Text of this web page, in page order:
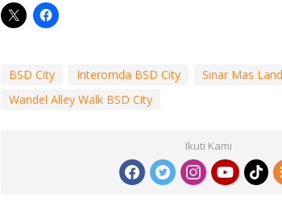
BSD City Interomda BSD City
Sinar Mas Land
Wandel Alley Walk BSD City
Ikuti Kami